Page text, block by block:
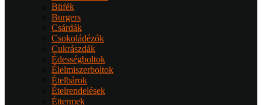
Büfék
Burgers
Csárdák
Csokoládézók
Cukrászdák
Édességboltok
Élelmiszerboltok
Ételbárok
Ételrendelések
Éttermek